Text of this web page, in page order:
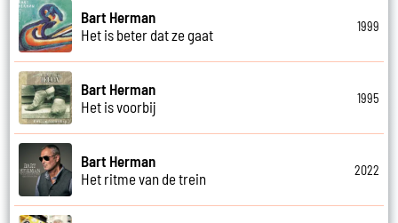
Bart Herman
Het is beter dat ze gaat
1999
Bart Herman
Het is voorbij
1995
Bart Herman
Het ritme van de trein
2022